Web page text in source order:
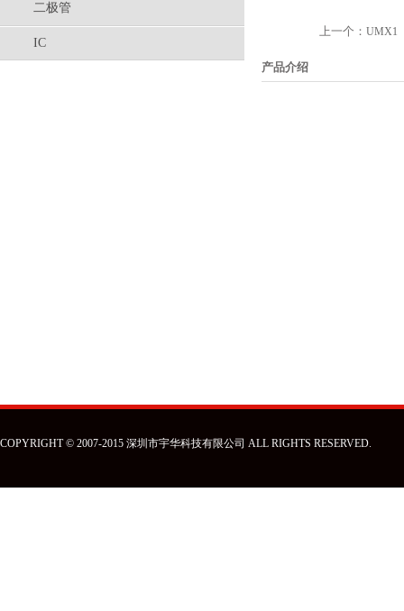
二极管
IC
上一个： UMX1
产品介绍
COPYRIGHT © 2007-2015 深圳市宇华科技有限公司 ALL RIGHTS RESERVED.